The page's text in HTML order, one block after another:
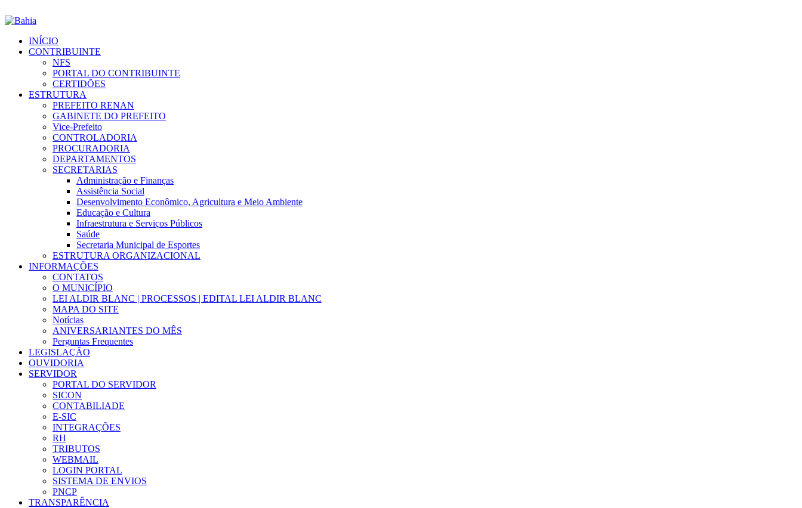
INÍCIO
CONTRIBUINTE
NFS
PORTAL DO CONTRIBUINTE
CERTIDÕES
ESTRUTURA
PREFEITO RENAN
GABINETE DO PREFEITO
Vice-Prefeito
CONTROLADORIA
PROCURADORIA
DEPARTAMENTOS
SECRETARIAS
Administração e Finanças
Assistência Social
Desenvolvimento Econômico, Agricultura e Meio Ambiente
Educação e Cultura
Infraestrutura e Serviços Públicos
Saúde
Secretaria Municipal de Esportes
ESTRUTURA ORGANIZACIONAL
INFORMAÇÕES
CONTATOS
O MUNICÍPIO
LEI ALDIR BLANC | PROCESSOS | EDITAL LEI ALDIR BLANC
MAPA DO SITE
Notícias
ANIVERSARIANTES DO MÊS
Perguntas Frequentes
LEGISLAÇÃO
OUVIDORIA
SERVIDOR
PORTAL DO SERVIDOR
SICON
CONTABILIADE
E-SIC
INTEGRAÇÕES
RH
TRIBUTOS
WEBMAIL
LOGIN PORTAL
SISTEMA DE ENVIOS
PNCP
TRANSPARÊNCIA